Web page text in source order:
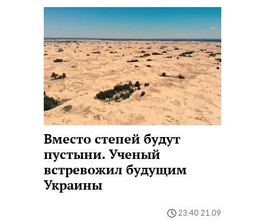
Вместо степей будут
пустыни. Ученый
встревожил будущим
Украины
23:40 21.09